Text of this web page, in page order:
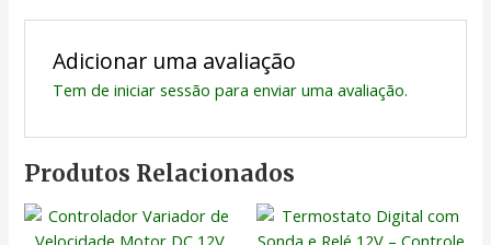
Adicionar uma avaliação
Tem de iniciar sessão para enviar uma avaliação.
Produtos Relacionados